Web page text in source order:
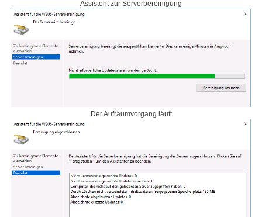
Assistent zur Serverbereinigung
Der Aufräumvorgang läuft